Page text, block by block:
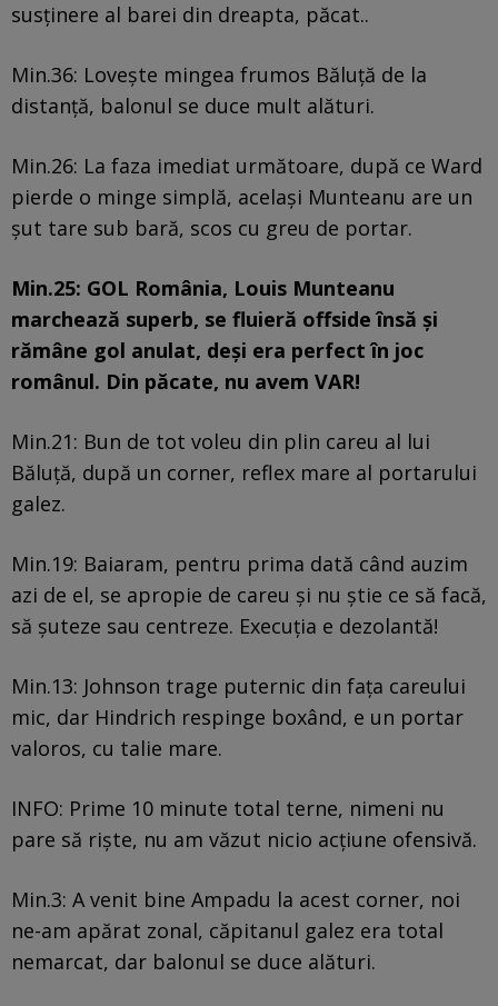
susținere al barei din dreapta, păcat..
Min.36: Lovește mingea frumos Băluță de la
distanță, balonul se duce mult alături.
Min.26: La faza imediat următoare, după ce Ward
pierde o minge simplă, același Munteanu are un
șut tare sub bară, scos cu greu de portar.
Min.25: GOL România, Louis Munteanu
marchează superb, se fluieră offside însă și
rămâne gol anulat, deși era perfect în joc
românul. Din păcate, nu avem VAR!
Min.21: Bun de tot voleu din plin careu al lui
Băluță, după un corner, reflex mare al portarului
galez.
Min.19: Baiaram, pentru prima dată când auzim
azi de el, se apropie de careu și nu știe ce să facă,
să șuteze sau centreze. Execuția e dezolantă!
Min.13: Johnson trage puternic din fața careului
mic, dar Hindrich respinge boxând, e un portar
valoros, cu talie mare.
INFO: Prime 10 minute total terne, nimeni nu
pare să riște, nu am văzut nicio acțiune ofensivă.
Min.3: A venit bine Ampadu la acest corner, noi
ne-am apărat zonal, căpitanul galez era total
nemarcat, dar balonul se duce alături.